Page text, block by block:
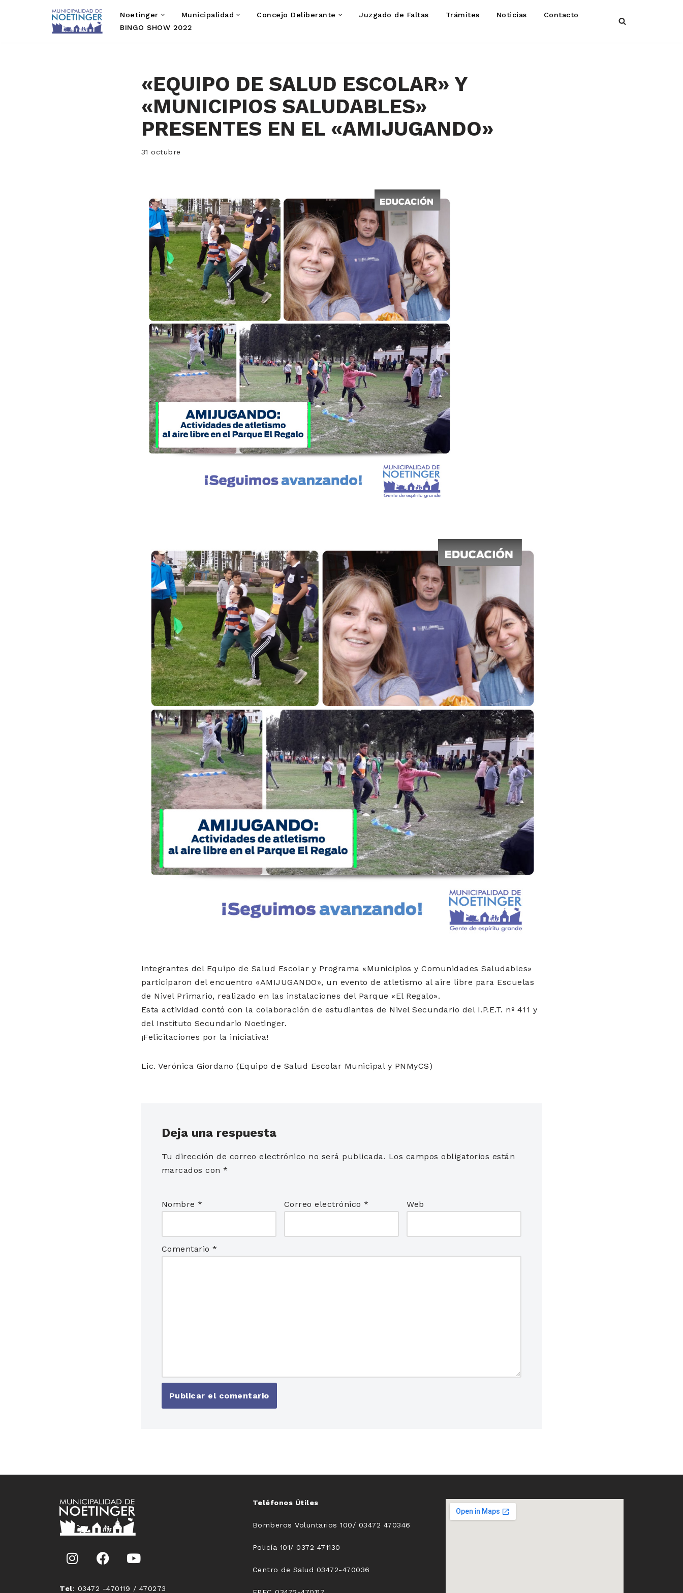
Noetinger Municipalidad Concejo Deliberante Juzgado de Faltas Trámites Noticias
Contacto
BINGO SHOW 2022
«EQUIPO DE SALUD ESCOLAR» Y
«MUNICIPIOS SALUDABLES»
PRESENTES EN EL «AMIJUGANDO»
31 octubre
Integrantes del Equipo de Salud Escolar y Programa «Municipios y Comunidades Saludables»
participaron del encuentro «AMIJUGANDO», un evento de atletismo al aire libre para Escuelas
de Nivel Primario, realizado en las instalaciones del Parque «El Regalo».
Esta actividad contó con la colaboración de estudiantes de Nivel Secundario del I.P.E.T. nº 411 y
del Instituto Secundario Noetinger.
¡Felicitaciones por la iniciativa!
Lic. Verónica Giordano (Equipo de Salud Escolar Municipal y PNMyCS)
Deja una respuesta
Tu dirección de correo electrónico no será publicada. Los campos obligatorios están
marcados con *
Nombre * Correo electrónico* Web
Comentario *
Tel: 03472 -470119 / 470273
Teléfonos Útiles
Bomberos Voluntarios 100/ 03472 470346
Policía 101/ 0372 471130
Centro de Salud 03472-470036